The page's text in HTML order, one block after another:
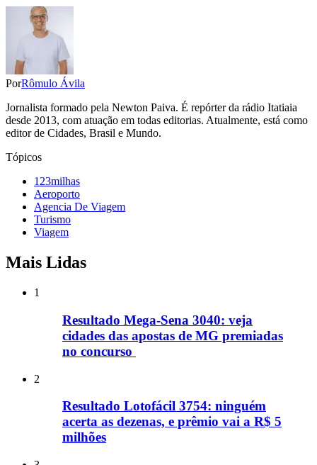
PorRômulo Ávila
Jornalista formado pela Newton Paiva. É repórter da rádio Itatiaia
desde 2013, com atuação em todas editorias. Atualmente, está como
editor de Cidades, Brasil e Mundo.
Tópicos
123milhas
Aeroporto
Agencia De Viagem
Turismo
Viagem
Mais Lidas
1
Resultado Mega-Sena 3040: veja
cidades das apostas de MG premiadas
no concurso
2
Resultado Lotofácil 3754: ninguém
acerta as dezenas, e prêmio vai a R$ 5
milhões